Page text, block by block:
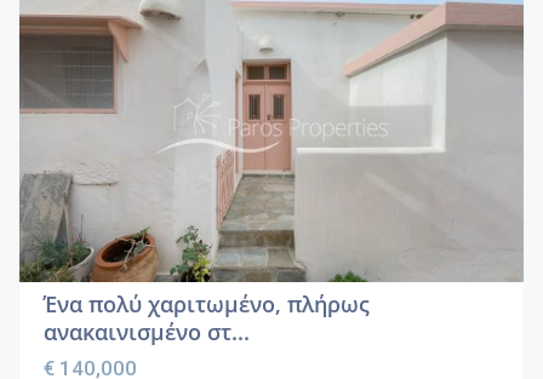
Ένα πολύ χαριτωμένο, πλήρως
ανακαινισμένο στ...
€ 140,000